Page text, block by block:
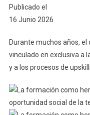
Publicado el
16 Junio 2026
Durante muchos años,
vinculado en exclusiva a
y a los procesos de